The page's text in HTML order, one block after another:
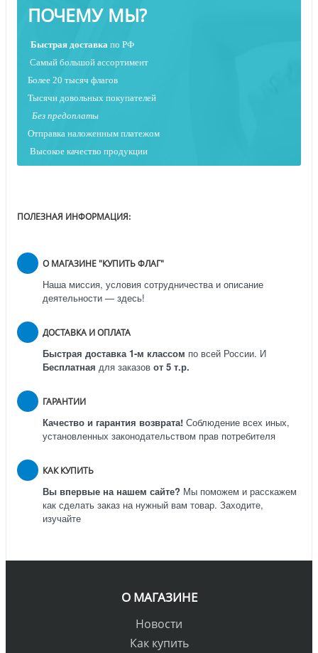
ПОЧЕМУ МЫ?
Быстрая доставка по РФ
Самый большой ассортимент
Более 20 тысяч флагов
Тысячи довольных покупателей
Без предоплаты
Отправка наложенным платежом
Высокое качество продукции
ПОЛЕЗНАЯ ИНФОРМАЦИЯ:
О МАГАЗИНЕ "КУПИТЬ ФЛАГ"
Наша миссия, условия сотрудничества и описание
деятельности — здесь!
ДОСТАВКА И ОПЛАТА
Быстрая доставка 1-м классом по всей России. И
Бесплатная для заказов от 5 т.р.
ГАРАНТИИ
Качество и гарантия возврата! Соблюдение всех иных,
установленных законодательством прав потребителя
КАК КУПИТЬ
Вы впервые на нашем сайте? Мы поможем и расскажем
как сделать заказ на нужный вам товар. Заходите,
изучайте
О МАГАЗИНЕ
Новости
Как купить